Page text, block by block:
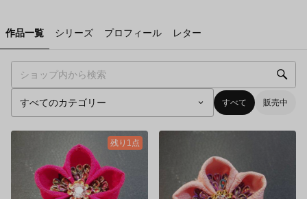
作品一覧 シリーズ プロフィール レター
すべて 販売中
残り1点